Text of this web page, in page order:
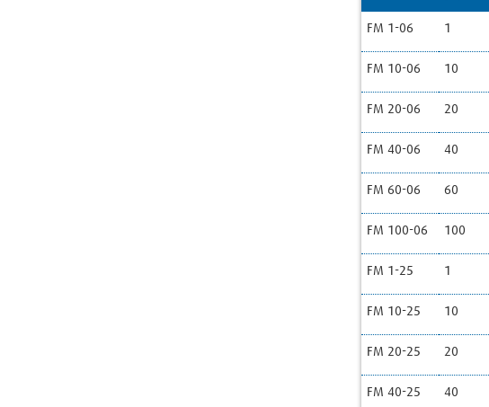
FM 1-06 1
FM 10-06 10
FM 20-06 20
FM 40-06 40
FM 60-06 60
FM 100-06 100
FM 1-25 1
FM 10-25 10
FM 20-25 20
FM 40-25 40